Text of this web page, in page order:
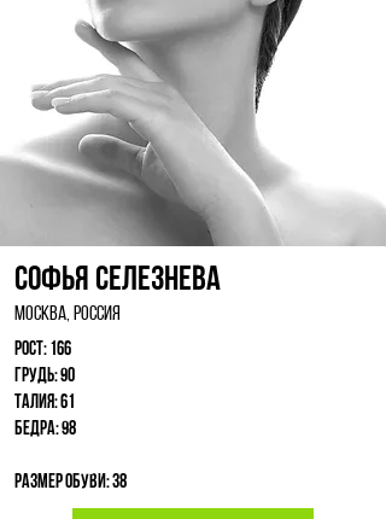
Софья Селезнева
Москва, Россия
Рост: 166
Грудь: 90
Талия: 61
Бедра: 98
Размер обуви: 38